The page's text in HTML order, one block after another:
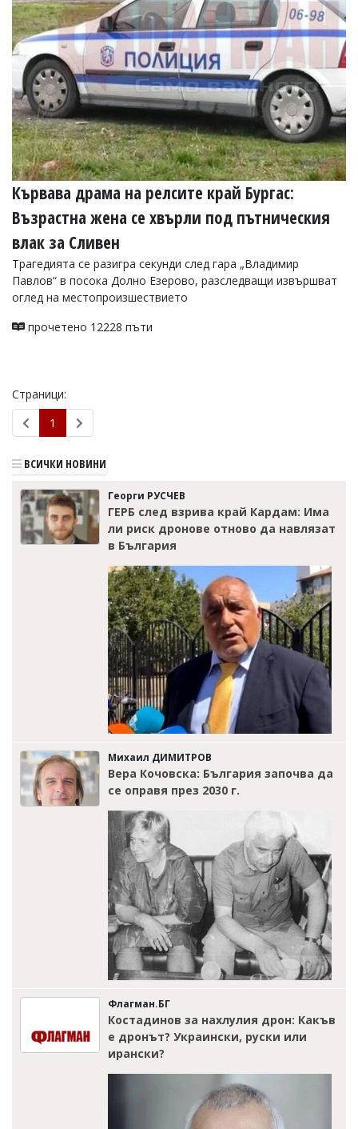
УКРАЙНА
СПОРТ
РАЗСЛЕДВАНЕ
БИЗНЕС
ЮГ
Управители:
Веселин
Василев,
email:
v.vasilev@flagman.bg
Катя
Касабова,
еmail:k.kassabova@flagman.bg
Главен
редактор:
Иван
email:
под
статиите
въвеждат
читателите
редакцията
носи
отговорност
Кървава драма на релсите край Бургас:
Възрастна жена се хвърли под пътническия
влак за Сливен
Трагедията се разигра секунди след гара „Владимир
Павлов“ в посока Долно Езерово, разследващи извършват
оглед на местопроизшествието
прочетено 12228 пъти
Страници:
1
ВСИЧКИ НОВИНИ
Георги РУСЧЕВ
ГЕРБ след взрива край Кардам: Има
ли риск дронове отново да навлязат
в България
Михаил ДИМИТРОВ
Вера Кочовска: България започва да
се оправя през 2030 г.
Флагман.БГ
Костадинов за нахлулия дрон: Какъв
е дронът? Украински, руски или
ирански?